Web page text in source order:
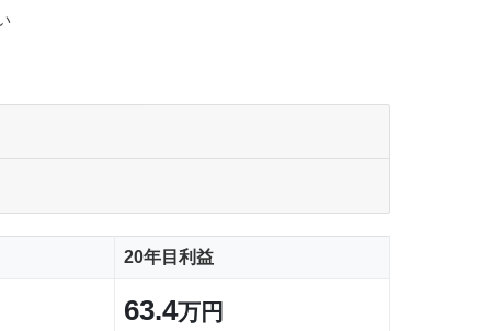
20年目利益
63.4万円